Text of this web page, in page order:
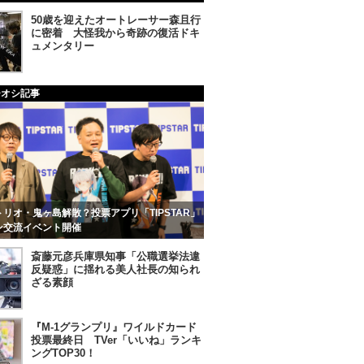
50歳を迎えたオートレーサー森且行
に密着 大怪我から奇跡の復活ドキ
ュメンタリー
シ記事
リオ・鬼ヶ島解散？投票アプリ「TIPSTAR」
交流イベント開催
斎藤元彦兵庫県知事「公職選挙法違
反疑惑」に揺れる美人社長の知られ
ざる素顔
『M-1グランプリ』ワイルドカード
投票最終日 TVer「いいね」ランキ
ングTOP30！